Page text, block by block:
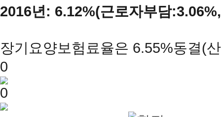
2016년: 6.12%(근로자부담
장기요양보험료율은 6.55%동결(
0
0